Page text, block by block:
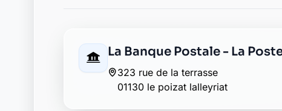
La Banque Postale - La
323 rue de la terrasse
01130 le poizat lalleyriat